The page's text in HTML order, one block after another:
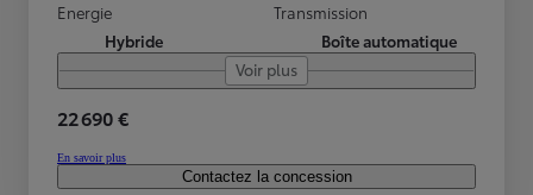
Energie
Hybride
Transmission
Boîte automatique
Voir plus
22 690 €
En savoir plus
Contactez la concession